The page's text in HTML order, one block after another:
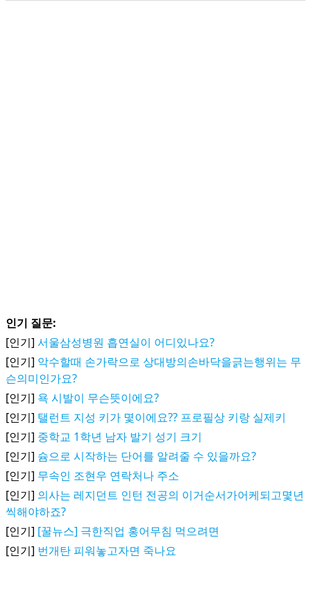
인기 질문:
[인기] 서울삼성병원 흡연실이 어디있나요?
[인기] 악수할때 손가락으로 상대방의손바닥을긁는행위는 무
슨의미인가요?
[인기] 욕 시발이 무슨뜻이에요?
[인기] 탤런트 지성 키가 몇이에요?? 프로필상 키랑 실제키
[인기] 중학교 1학년 남자 발기 성기 크기
[인기] 슘으로 시작하는 단어를 알려줄 수 있을까요?
[인기] 무속인 조현우 연락처나 주소
[인기] 의사는 레지던트 인턴 전공의 이거순서가어케되고몇년
씩해야하죠?
[인기] [꿀뉴스] 극한직업 홍어무침 먹으려면
[인기] 번개탄 피워놓고자면 죽나요